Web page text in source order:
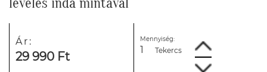
leveles inda mintával
Ár:
29 990 Ft
Mennyiség:
Tekercs